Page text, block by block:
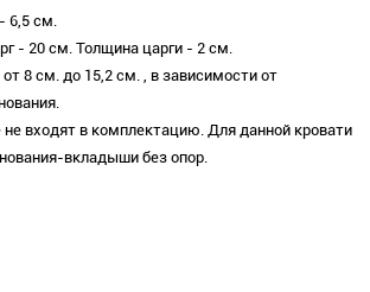
6,5 см.
- 20 см. Толщина царги - 2 см.
8 см. до 15,2 см. , в зависимости от
не входят в комплектацию. Для данной кровати
вкладыши без опор.